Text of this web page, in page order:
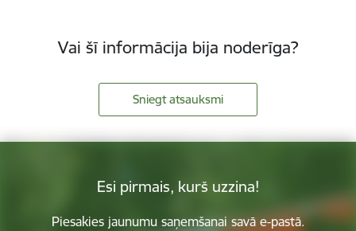
Vai šī informācija bija noderīga?
Sniegt atsauksmi
Esi pirmais, kurš uzzina!
Piesakies jaunumu saņemšanai savā e-pastā.